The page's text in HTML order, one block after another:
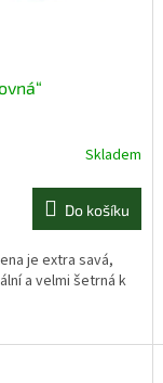
Skladem
Do košíku
je extra savá,
a velmi šetrná k